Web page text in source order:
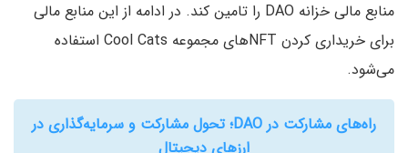
منابع مالی خزانه DAO را تامین کند. در ادامه از این منابع مالی
برای خریداری کردن NFT‌های مجموعه Cool Cats استفاده
می‌شود.
راه‌های مشارکت در DAO؛ تحول مشارکت و سرمایه‌گذاری در
ارزهای دیجیتال